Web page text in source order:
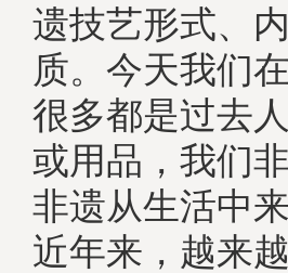
遗技艺形式、
质。今天我们
很多都是过去
或用品，我们
非遗从生活
近年来，越来